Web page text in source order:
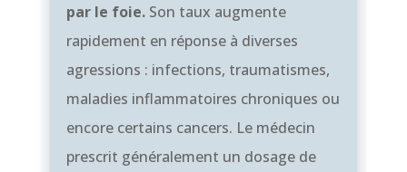
par le foie.Son taux augmente
rapidement en réponse à diverses
agressions : infections, traumatismes,
maladies inflammatoires chroniques ou
encore certains cancers. Le médecin
prescrit généralement un dosage de